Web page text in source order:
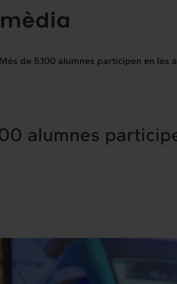
Més de 5.100 alumnes participen en
alumnes